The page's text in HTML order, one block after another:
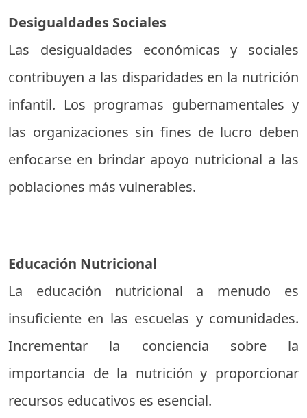
Desigualdades Sociales
Las desigualdades económicas y sociales
contribuyen a las disparidades en la nutrición
infantil. Los programas gubernamentales y
las organizaciones sin fines de lucro deben
enfocarse en brindar apoyo nutricional a las
poblaciones más vulnerables.
Educación Nutricional
La educación nutricional a menudo es
insuficiente en las escuelas y comunidades.
Incrementar la conciencia sobre la
importancia de la nutrición y proporcionar
recursos educativos es esencial.